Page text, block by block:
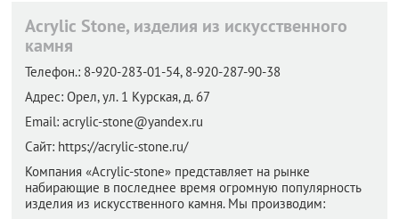
Acrylic Stone, изделия из искусственного
камня
Телефон.: 8-920-283-01-54, 8-920-287-90-38
Адрес: Орел,ул. 1 Курская, д. 67
Email: acrylic-stone@yandex.ru
Сайт: https://acrylic-stone.ru/
Компания «Acrylic-stone» представляет на рынке
набирающие в последнее время огромную популярность
изделия из искусственного камня. Мы производим: